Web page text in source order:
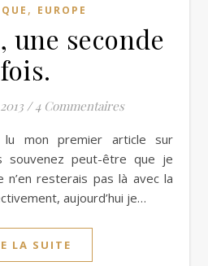
, EUROPE
une seconde
fois.
/ 4 Commentaires
souvenez peut-être que je
resterais pas là avec la
aujourd’hui je…
LA SUITE